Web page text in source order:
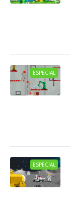
ESPECIAL
ESPECIAL